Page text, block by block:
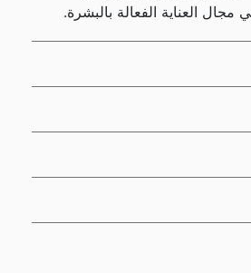
مجال العناية الفعالة بالبشرة.